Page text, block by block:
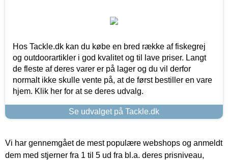
Hos Tackle.dk kan du købe en bred række af fiskegrej
og outdoorartikler i god kvalitet og til lave priser. Langt
de fleste af deres varer er på lager og du vil derfor
normalt ikke skulle vente på, at de først bestiller en vare
hjem. Klik her for at se deres udvalg.
Se udvalget på Tackle.dk
Vi har gennemgået de mest populære webshops og anmeldt
dem med stjerner fra 1 til 5 ud fra bl.a. deres prisniveau,